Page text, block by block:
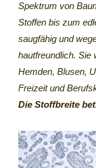
Spektrum von
Stoffen bis zum
saugfähig und
hautfreundlich. Sie
Hemden, Blusen,
Freizeit und
Die Stoffbreite